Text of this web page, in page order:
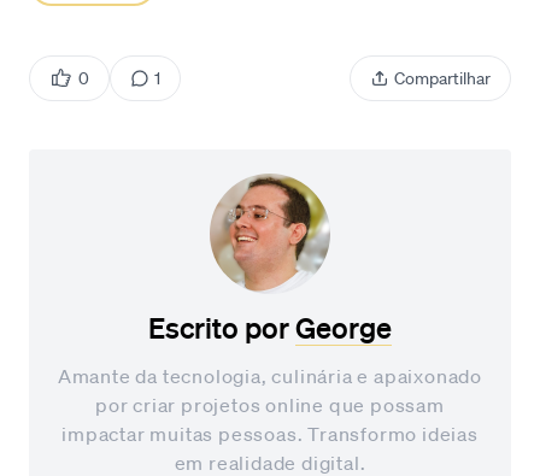
0 1 Compartilhar
Escrito porGeorge
Amante da tecnologia, culinária e apaixonado
por criar projetos online que possam
impactar muitas pessoas. Transformo ideias
em realidade digital.